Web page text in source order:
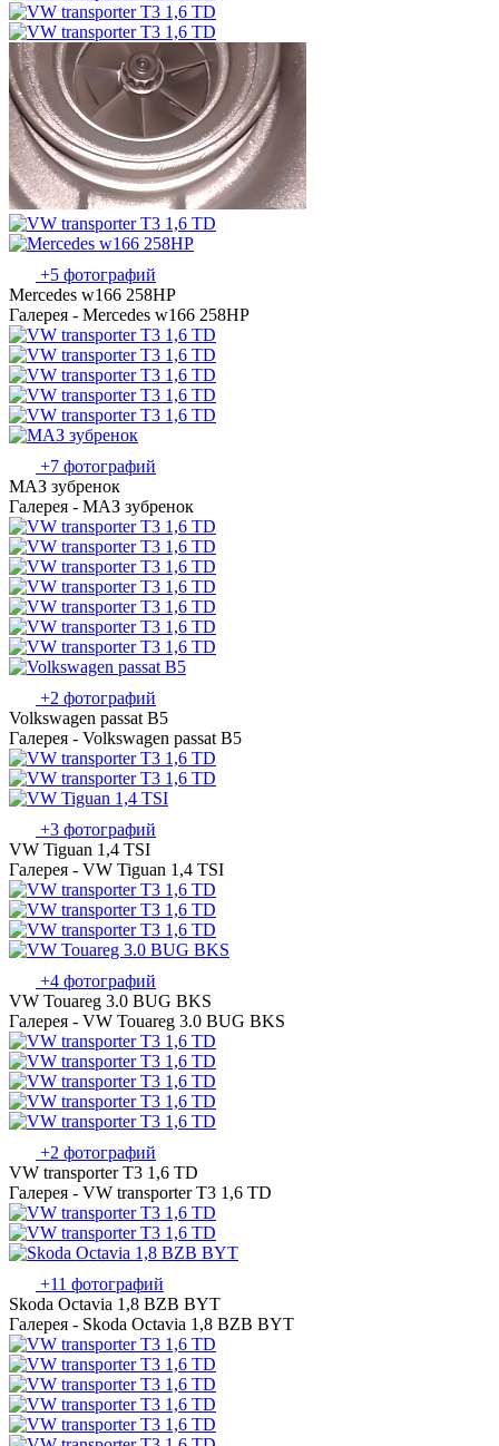
+5 фотографий
Mercedes w166 258HP
Галерея - Mercedes w166 258HP
+7 фотографий
МАЗ зубренок
Галерея - МАЗ зубренок
+2 фотографий
Volkswagen passat B5
Галерея - Volkswagen passat B5
+3 фотографий
VW Tiguan 1,4 TSI
Галерея - VW Tiguan 1,4 TSI
+4 фотографий
VW Touareg 3.0 BUG BKS
Галерея - VW Touareg 3.0 BUG BKS
+2 фотографий
VW transporter T3 1,6 TD
Галерея - VW transporter T3 1,6 TD
+11 фотографий
Skoda Octavia 1,8 BZB BYT
Галерея - Skoda Octavia 1,8 BZB BYT